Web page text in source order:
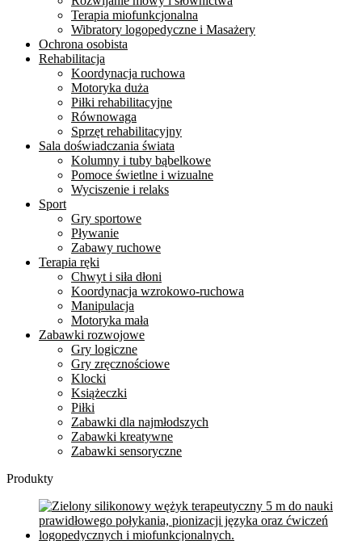
Terapia miofunkcjonalna
Wibratory logopedyczne i Masażery
Ochrona osobista
Rehabilitacja
Koordynacja ruchowa
Motoryka duża
Piłki rehabilitacyjne
Równowaga
Sprzęt rehabilitacyjny
Sala doświadczania świata
Kolumny i tuby bąbelkowe
Pomoce świetlne i wizualne
Wyciszenie i relaks
Sport
Gry sportowe
Pływanie
Zabawy ruchowe
Terapia ręki
Chwyt i siła dłoni
Koordynacja wzrokowo-ruchowa
Manipulacja
Motoryka mała
Zabawki rozwojowe
Gry logiczne
Gry zręcznościowe
Klocki
Książeczki
Piłki
Zabawki dla najmłodszych
Zabawki kreatywne
Zabawki sensoryczne
Produkty